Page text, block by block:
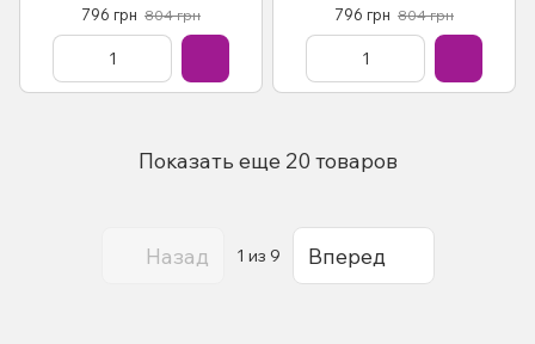
Справочник Мануал
Пособие По Ремонту
Эксплуатации эл схемы с
796 грн 804 грн
Справочник Мануал
Пособие По Ремонту
Эксплуатации схемы с 2007
796 грн 804 грн
Показать еще 20 товаров
Назад 1 из 9 Вперед